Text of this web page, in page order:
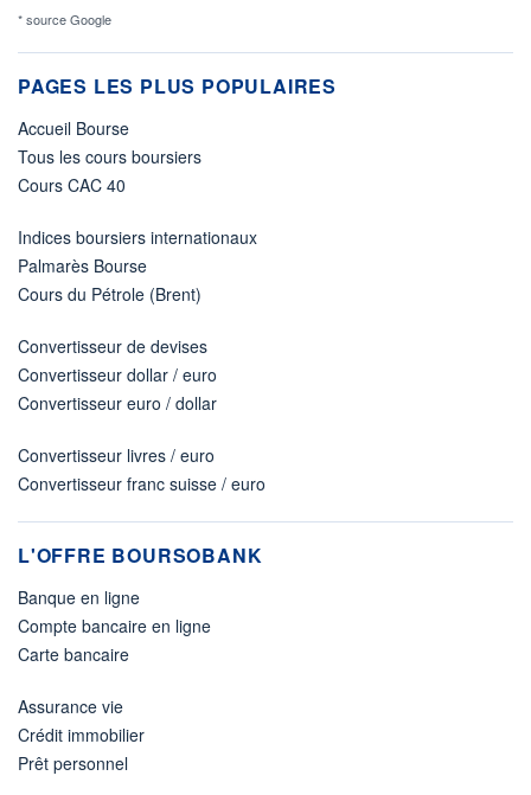
* source Google
PAGES LES PLUS POPULAIRES
Accueil Bourse
Tous les cours boursiers
Cours CAC 40
Indices boursiers internationaux
Palmarès Bourse
Cours du Pétrole (Brent)
Convertisseur de devises
Convertisseur dollar / euro
Convertisseur euro / dollar
Convertisseur livres / euro
Convertisseur franc suisse / euro
L'OFFRE BOURSOBANK
Banque en ligne
Compte bancaire en ligne
Carte bancaire
Assurance vie
Crédit immobilier
Prêt personnel